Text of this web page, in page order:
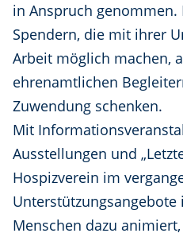
in Anspruch genommen.
Spendern, die mit ihrer
Arbeit möglich machen,
ehrenamtlichen
Zuwendung schenken.
Mit
Ausstellungen und
Hospizverein im
Menschen dazu